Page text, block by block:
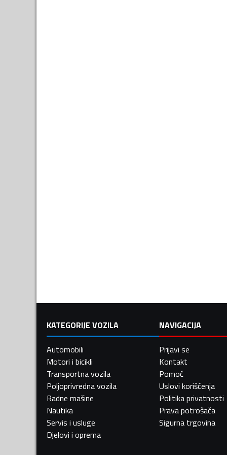
KATEGORIJE VOZILA
Automobili
Motori i bicikli
Transportna vozila
Poljoprivredna vozila
Radne mašine
Nautika
Servis i usluge
Djelovi i oprema
NAVIGACIJA
Prijavi se
Kontakt
Pomoć
Uslovi korišćenja
Politika privatnosti
Prava potrošača
Sigurna trgovina